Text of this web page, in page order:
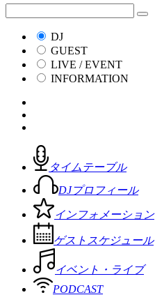
DJ
GUEST
LIVE / EVENT
INFORMATION
タイムテーブル
DJプロフィール
インフォメーション
ゲストスケジュール
イベント・ライブ
PODCAST